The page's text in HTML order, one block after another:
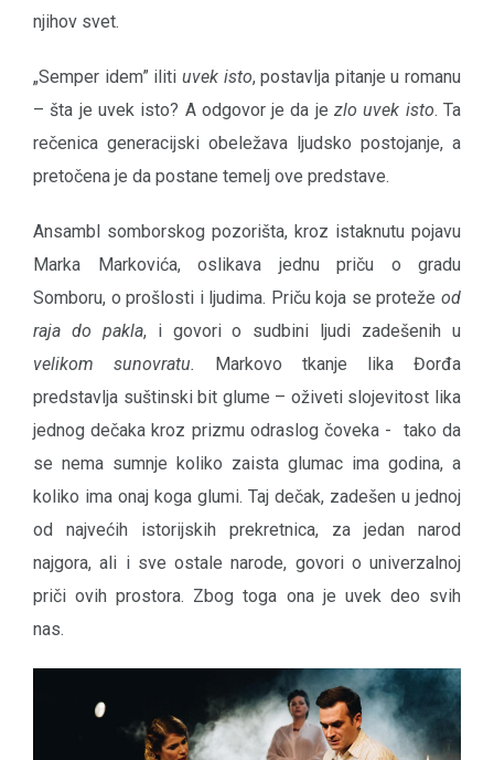
njihov svet.
„Semper idem” iliti uvek isto, postavlja pitanje u romanu
– šta je uvek isto? A odgovor je da jezlo uvek isto. Ta
rečenica generacijski obeležava ljudsko postojanje, a
pretočena je da postane temelj ove predstave.
Ansambl somborskog pozorišta, kroz istaknutu pojavu
Marka Markovića, oslikava jednu priču o gradu
Somboru, o prošlosti i ljudima. Priču koja se proteže od
raja do pakla, i govori o sudbini ljudi zadešenih u
velikom sunovratu.
Markovo tkanje lika Đorđa
predstavlja suštinski bit glume – oživeti slojevitost lika
jednog dečaka kroz prizmu odraslog čoveka - tako da
se nema sumnje koliko zaista glumac ima godina, a
koliko ima onaj koga glumi. Taj dečak, zadešen u jednoj
od najvećih istorijskih prekretnica, za jedan narod
najgora, ali i sve ostale narode, govori o univerzalnoj
priči ovih prostora. Zbog toga ona je uvek deo svih
nas.